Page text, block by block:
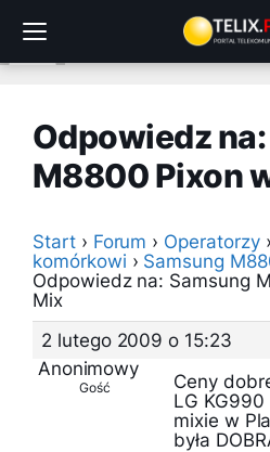
treści
Odpowiedz
M8800 Pixon
Start › Forum › Operatorzy ›
komórkowi › Samsung
Odpowiedz na: Samsung
Mix
2 lutego 2009 o 15:23
Anonimowy
Gość
Ceny
LG
mixie w
była